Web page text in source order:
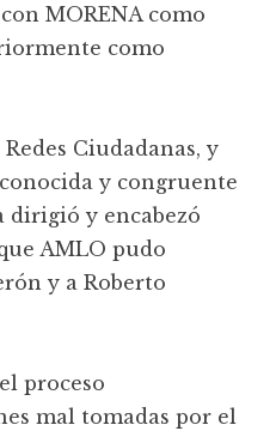
MORENA como
como
Ciudadanas, y
y congruente
dirigió y encabezó
AMLO pudo
y a Roberto
proceso
mal tomadas por el